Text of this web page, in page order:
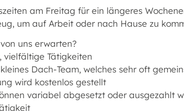
am Freitag für ein längeres
um auf Arbeit oder nach Hause zu
uns erwarten?
vielfältige Tätigkeiten
Dach-Team, welches sehr oft
wird kostenlos gestellt
variabel abgesetzt oder ausgezahlt